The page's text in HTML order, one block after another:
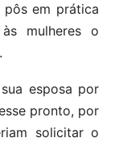
pôs em prática
mulheres o
esposa por
pronto, por
solicitar o